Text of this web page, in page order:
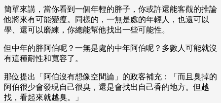
簡單來講，當你看到一個年輕的胖子，你或許還能客觀的推論
他將來有可能變瘦。同樣的，一無是處的年輕人，也還可以
學、還可以磨練，你總能幫他找出一些可能性。
但中年的胖阿伯呢？一無是處的中年阿伯呢？多數人可能就沒
有這種耐性和寬容了。
那位提出「阿伯沒有想像空間論」的政客補充：「而且臭掉的
阿伯很少會發現自己很臭，還是會找出自己香的地方。但越
找，看起來就越臭。」